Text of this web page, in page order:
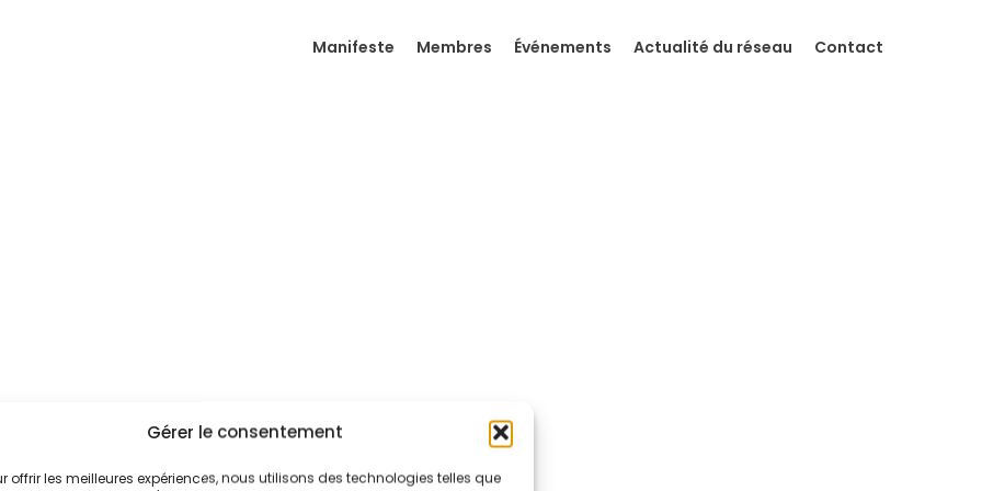
Gérer le consentement
offrir les meilleures expériences, nous utilisons des technologies telles que
Manifeste Membres Événements Actualité du réseau Contact